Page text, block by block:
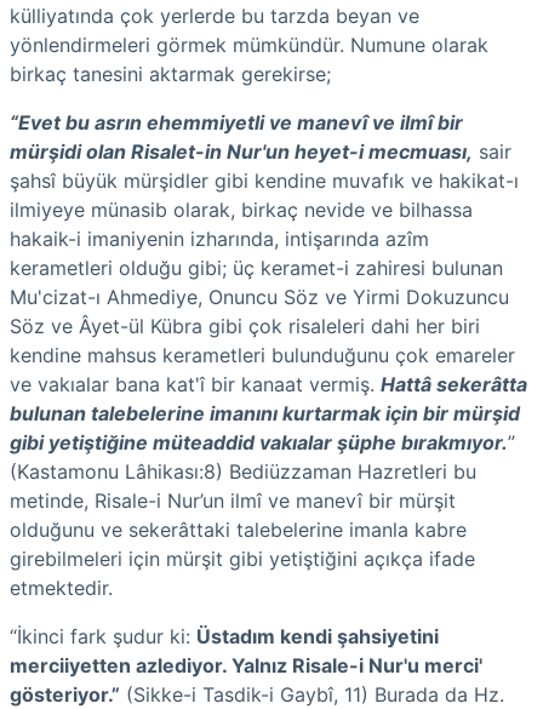
külliyatında çok yerlerde bu tarzda beyan ve
yönlendirmeleri görmek mümkündür. Numune olarak
birkaç tanesini aktarmak gerekirse;
“Evetbu asrın ehemmiyetli ve manevî ve ilmî bir
mürşidi olan Risalet-in Nur'un heyet-i mecmuası, sair
şahsî büyük mürşidler gibi kendine muvafık ve hakikat-ı
ilmiyeye münasib olarak, birkaç nevide ve bilhassa
hakaik-i imaniyenin izharında, intişarında azîm
kerametleri olduğu gibi; üç keramet-i zahiresi bulunan
Mu'cizat-ı Ahmediye, Onuncu Söz ve Yirmi Dokuzuncu
Söz ve Âyet-ül Kübra gibi çok risaleleri dahi her biri
kendine mahsus kerametleri bulunduğunu çok emareler
ve vakıalar bana kat'î bir kanaat vermiş. Hattâ sekerâtta
bulunan talebelerine imanını kurtarmak için bir mürşid
gibi yetiştiğine müteaddid vakıalar şüphe bırakmıyor.”
(Kastamonu Lâhikası:8) Bediüzzaman Hazretleri bu
metinde, Risale-i Nur’un ilmî ve manevî bir mürşit
olduğunu ve sekerâttaki talebelerine imanla kabre
girebilmeleri için mürşit gibi yetiştiğini açıkça ifade
etmektedir.
“İkinci fark şudur ki: Üstadım kendi şahsiyetini
merciiyetten azlediyor. Yalnız Risale-i Nur'u merci'
gösteriyor.” (Sikke-i Tasdik-i Gaybî, 11) Burada da Hz.